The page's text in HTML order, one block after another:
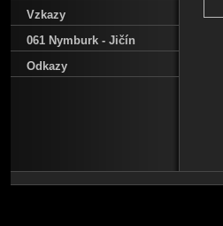
Vzkazy
061 Nymburk - Jičín
Odkazy